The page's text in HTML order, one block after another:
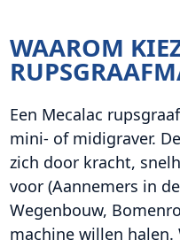
WAAROM
Een Mecalac
mini- of midigraver.
zich door kracht,
voor (Aannemers in
Wegenbouw,
machine willen